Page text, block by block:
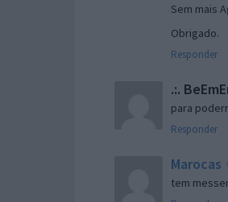
Sem mais
Obrigado.
Responder
.:.
para
Responder
Marocas
tem